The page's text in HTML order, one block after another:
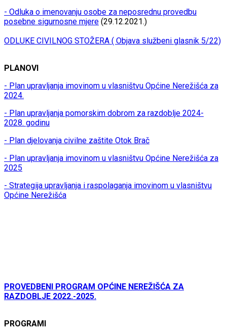
- Odluka o imenovanju osobe za neposrednu provedbu
posebne sigurnosne mjere (29.12.2021.)
ODLUKE CIVILNOG STOŽERA ( Objava službeni glasnik 5/22)
PLANOVI
- Plan upravljanja imovinom u vlasništvu Općine Nerežišća za
2024.
- Plan upravljanja pomorskim dobrom za razdoblje 2024-
2028. godinu
- Plan djelovanja civilne zaštite Otok Brač
- Plan upravljanja imovinom u vlasništvu Općine Nerežišća za
2025
- Strategija upravljanja i raspolaganja imovinom u vlasništvu
Općine Nerežišća
PROVEDBENI PROGRAM OPĆINE NEREŽIŠĆA ZA
RAZDOBLJE 2022.-2025.
PROGRAMI